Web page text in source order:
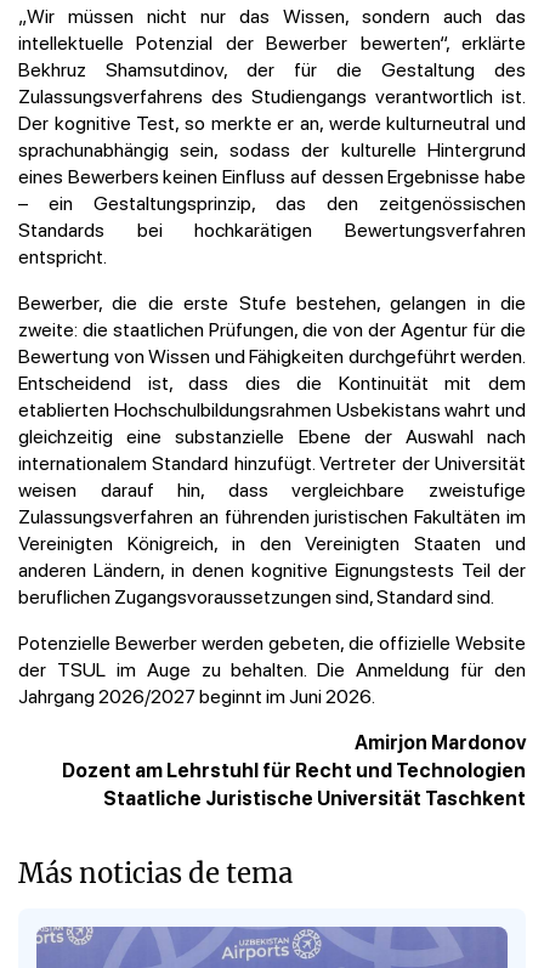
„Wir müssen nicht nur das Wissen, sondern auch das
intellektuelle Potenzial der Bewerber bewerten“, erklärte
Bekhruz Shamsutdinov, der für die Gestaltung des
Zulassungsverfahrens des Studiengangs verantwortlich ist.
Der kognitive Test, so merkte er an, werde kulturneutral und
sprachunabhängig sein, sodass der kulturelle Hintergrund
eines Bewerbers keinen Einfluss auf dessen Ergebnisse habe
– ein Gestaltungsprinzip, das den zeitgenössischen
Standards bei hochkarätigen Bewertungsverfahren
entspricht.
Bewerber, die die erste Stufe bestehen, gelangen in die
zweite: die staatlichen Prüfungen, die von der Agentur für die
Bewertung von Wissen und Fähigkeiten durchgeführt werden.
Entscheidend ist, dass dies die Kontinuität mit dem
etablierten Hochschulbildungsrahmen Usbekistans wahrt und
gleichzeitig eine substanzielle Ebene der Auswahl nach
internationalem Standard hinzufügt. Vertreter der Universität
weisen darauf hin, dass vergleichbare zweistufige
Zulassungsverfahren an führenden juristischen Fakultäten im
Vereinigten Königreich, in den Vereinigten Staaten und
anderen Ländern, in denen kognitive Eignungstests Teil der
beruflichen Zugangsvoraussetzungen sind, Standard sind.
Potenzielle Bewerber werden gebeten, die offizielle Website
der TSUL im Auge zu behalten. Die Anmeldung für den
Jahrgang 2026/2027 beginnt im Juni 2026.
Amirjon Mardonov
Dozent am Lehrstuhl für Recht und Technologien
Staatliche Juristische Universität Taschkent
Más noticias de tema